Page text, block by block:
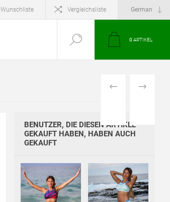
Wunschliste Vergleichsliste
0 ARTIKEL
VORHERIGES
BENUTZER, DIE DIESEN ARTIKEL
GEKAUFT HABEN, HABEN AUCH
GEKAUFT